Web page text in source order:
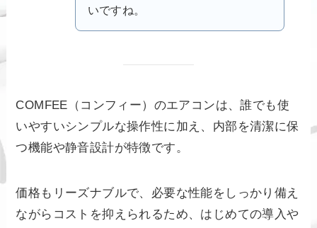
いですね。
COMFEE（コンフィー）のエアコンは、誰でも使
いやすいシンプルな操作性に加え、内部を清潔に保
つ機能や静音設計が特徴です。
価格もリーズナブルで、必要な性能をしっかり備え
ながらコストを抑えられるため、はじめての導入や